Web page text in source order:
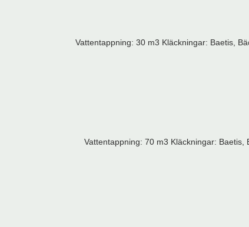
Vattentappning: 30 m3 Kläckningar: Baetis,
Vattentappning: 70 m3 Kläckningar: Baetis,